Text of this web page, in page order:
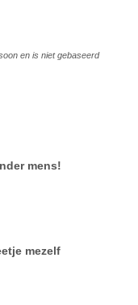
en is niet gebaseerd
mens!
mezelf